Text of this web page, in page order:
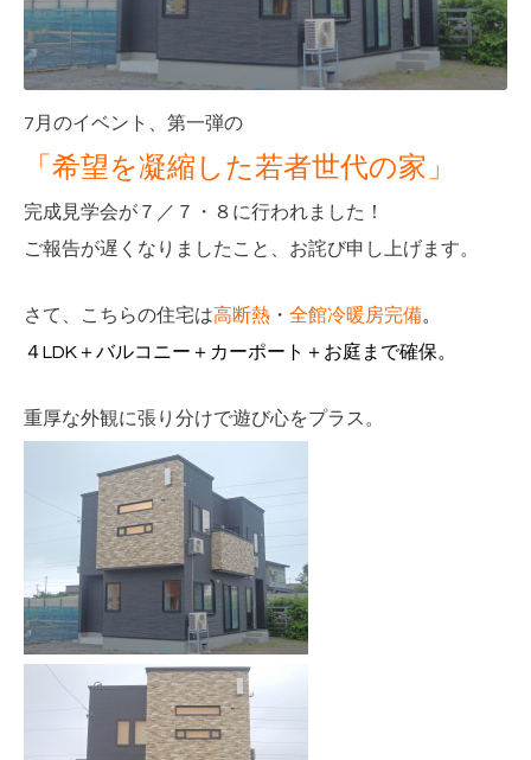
7月のイベント、第一弾の
「希望を凝縮した若者世代の家」
完成見学会が７／７・８に行われました！
ご報告が遅くなりましたこと、お詫び申し上げます。
さて、こちらの住宅は高断熱 ・ 全館冷暖房完備。
４LDK＋バルコニー＋カーポート＋お庭まで確保。
重厚な外観に張り分けで遊び心をプラス。